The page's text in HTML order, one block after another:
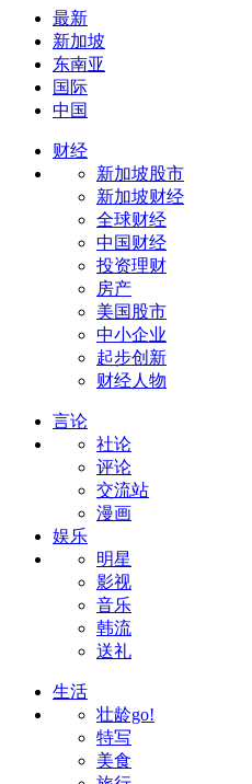
最新
新加坡
东南亚
国际
中国
财经
新加坡股市
新加坡财经
全球财经
中国财经
投资理财
房产
美国股市
中小企业
起步创新
财经人物
言论
社论
评论
交流站
漫画
娱乐
明星
影视
音乐
韩流
送礼
生活
壮龄go!
特写
美食